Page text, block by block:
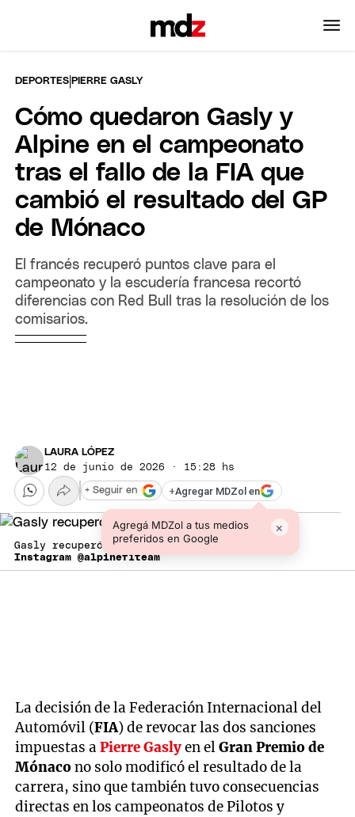
DEPORTES |PIERRE GASLY
Cómo quedaron Gasly y
Alpine en el campeonato
tras el fallo de la FIA que
cambió el resultado del GP
de Mónaco
El francés recuperó puntos clave para el
campeonato y la escudería francesa recortó
diferencias con Red Bull tras la resolución de los
comisarios.
LAURA LÓPEZ
12 de junio de 2026 · 15:28 hs
+Agregar MDZol en
Agregá MDZol a tus medios
preferidos en Google
×
+ Seguir en
Gasly recuperó el podio en Mónaco.
Instagram @alpinef1team
La decisión de la Federación Internacional del
Automóvil (FIA) de revocar las dos sanciones
impuestas aPierre Gaslyen elGran Premio de
Mónacono solo modificó el resultado de la
carrera, sino que también tuvo consecuencias
directas en los campeonatos de Pilotos y